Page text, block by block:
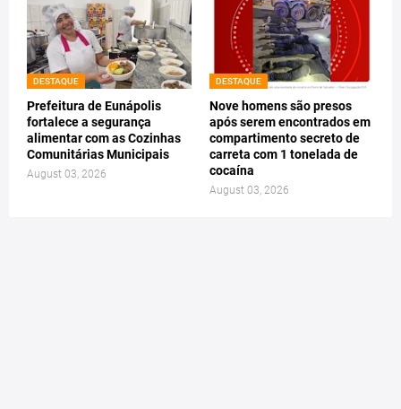
DESTAQUE
Prefeitura de Eunápolis
fortalece a segurança
alimentar com as Cozinhas
Comunitárias Municipais
August 03, 2026
DESTAQUE
Nove homens são presos
após serem encontrados em
compartimento secreto de
carreta com 1 tonelada de
cocaína
August 03, 2026